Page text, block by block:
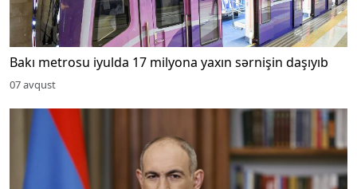
Bakı metrosu iyulda 17 milyona yaxın sərnişin daşıyıb
07 avqust